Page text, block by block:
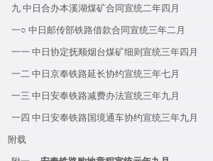
九 中日合办本溪湖煤矿合同宣统二年四月
一○ 中日邮传部铁路借款合同宣统三年二月
一一 中日协定抚顺烟台煤矿细则宣统三年四月
一二 中日京奉铁路延长协约宣统三年七月
一三 中日安奉铁路减费办法宣统三年九月
一四 中日安奉铁路国境通车协约宣统三年九月
附载